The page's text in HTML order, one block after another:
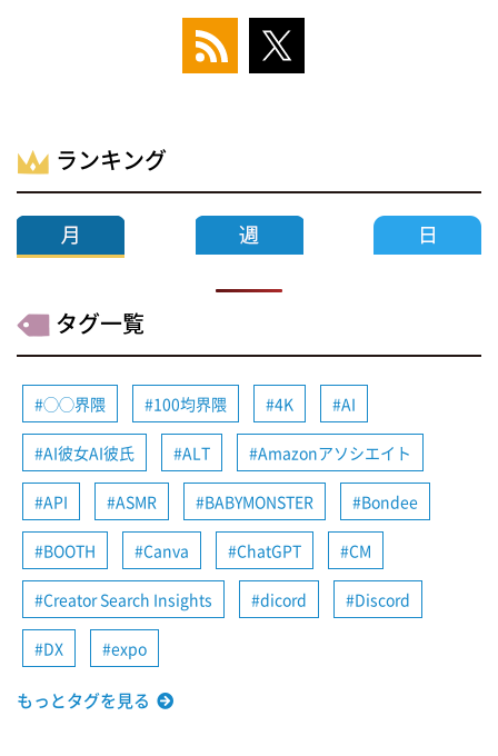
ランキング
タグ一覧
◯◯界隈 100均界隈 4K AI
AI彼女AI彼氏 ALT Amazonアソシエイト
API ASMR BABYMONSTER Bondee
BOOTH Canva ChatGPT CM
Creator Search Insights dicord Discord
DX expo
もっとタグを見る